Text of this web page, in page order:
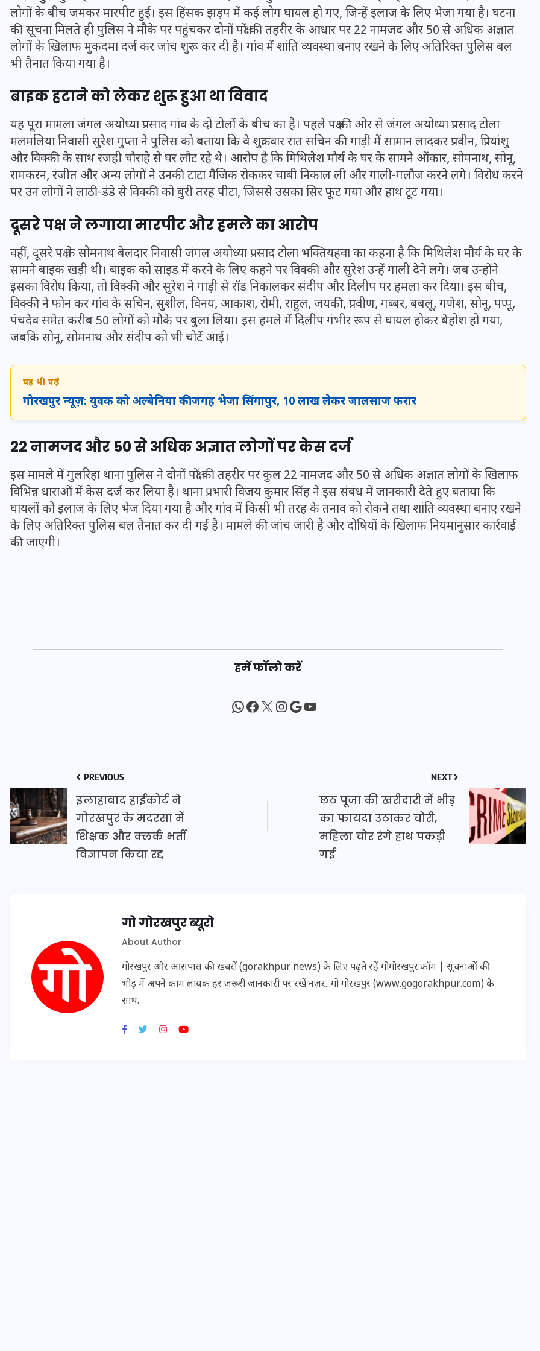
लोगों के बीच जमकर मारपीट हुई। इस हिंसक झड़प में कई लोग घायल हो गए, जिन्हें इलाज के लिए भेजा गया है। घटना
की सूचना मिलते ही पुलिस ने मौके पर पहुंचकर दोनों पक्षों की तहरीर के आधार पर 22 नामजद और 50 से अधिक अज्ञात
लोगों के खिलाफ मुकदमा दर्ज कर जांच शुरू कर दी है। गांव में शांति व्यवस्था बनाए रखने के लिए अतिरिक्त पुलिस बल
भी तैनात किया गया है।
बाइक हटाने को लेकर शुरू हुआ था विवाद
यह पूरा मामला जंगल अयोध्या प्रसाद गांव के दो टोलों के बीच का है। पहले पक्ष की ओर से जंगल अयोध्या प्रसाद टोला
मलमलिया निवासी सुरेश गुप्ता ने पुलिस को बताया कि वे शुक्रवार रात सचिन की गाड़ी में सामान लादकर प्रवीन, प्रियांशु
और विक्की के साथ रजही चौराहे से घर लौट रहे थे। आरोप है कि मिथिलेश मौर्य के घर के सामने ओंकार, सोमनाथ, सोनू,
रामकरन, रंजीत और अन्य लोगों ने उनकी टाटा मैजिक रोककर चाबी निकाल ली और गाली-गलौज करने लगे। विरोध करने
पर उन लोगों ने लाठी-डंडे से विक्की को बुरी तरह पीटा, जिससे उसका सिर फूट गया और हाथ टूट गया।
दूसरे पक्ष ने लगाया मारपीट और हमले का आरोप
वहीं, दूसरे पक्ष के सोमनाथ बेलदार निवासी जंगल अयोध्या प्रसाद टोला भक्तियहवा का कहना है कि मिथिलेश मौर्य के घर के
सामने बाइक खड़ी थी। बाइक को साइड में करने के लिए कहने पर विक्की और सुरेश उन्हें गाली देने लगे। जब उन्होंने
इसका विरोध किया, तो विक्की और सुरेश ने गाड़ी से रॉड निकालकर संदीप और दिलीप पर हमला कर दिया। इस बीच,
विक्की ने फोन कर गांव के सचिन, सुशील, विनय, आकाश, रोमी, राहुल, जयकी, प्रवीण, गब्बर, बबलू, गणेश, सोनू, पप्पू,
पंचदेव समेत करीब 50 लोगों को मौके पर बुला लिया। इस हमले में दिलीप गंभीर रूप से घायल होकर बेहोश हो गया,
जबकि सोनू, सोमनाथ और संदीप को भी चोटें आईं।
यह भी पढ़ें
गोरखपुर न्यूज़: युवक को अल्बेनिया की जगह भेजा सिंगापुर, 10 लाख लेकर जालसाज फरार
22 नामजद और 50 से अधिक अज्ञात लोगों पर केस दर्ज
इस मामले में गुलरिहा थाना पुलिस ने दोनों पक्षों की तहरीर पर कुल 22 नामजद और 50 से अधिक अज्ञात लोगों के खिलाफ
विभिन्न धाराओं में केस दर्ज कर लिया है। थाना प्रभारी विजय कुमार सिंह ने इस संबंध में जानकारी देते हुए बताया कि
घायलों को इलाज के लिए भेज दिया गया है और गांव में किसी भी तरह के तनाव को रोकने तथा शांति व्यवस्था बनाए रखने
के लिए अतिरिक्त पुलिस बल तैनात कर दी गई है। मामले की जांच जारी है और दोषियों के खिलाफ नियमानुसार कार्रवाई
की जाएगी।
हमें फॉलो करें
WhatsApp
Facebook
X Instagram
Google
YouTube
PREVIOUS
इलाहाबाद हाईकोर्ट ने
गोरखपुर के मदरसा में
शिक्षक और क्लर्क भर्ती
विज्ञापन किया रद्द
NEXT
छठ पूजा की खरीदारी में भीड़
का फायदा उठाकर चोरी,
महिला चोर रंगे हाथ पकड़ी
गई
गो गोरखपुर ब्यूरो
About Author
गोरखपुर और आसपास की खबरों (gorakhpur news) के लिए पढ़ते रहें गोगोरखपुर.कॉम | सूचनाओं की
भीड़ में अपने काम लायक हर जरूरी जानकारी पर रखें नज़र...गो गोरखपुर (www.gogorakhpur.com) के
साथ.
UPSSSC Lekhpal Recruitment
2025: यूपी में लेखपाल के पदों
पर बंपर भर्ती का विज्ञापन जारी,
जानें कब से शुरू होंगे आवेदन
16 दिसम्बर 2025
UPSSSC Lekhpal Recruitment
2025: यूपी में लेखपाल के पदों
पर बंपर भर्ती का विज्ञापन जारी,
जानें कब से शुरू होंगे आवेदन
16 दिसम्बर 2025
जिस कमरे में बिना बिजली-पंखे
के बीते 4 साल, उसे देख भावुक
हुए बृजभूषण सिंह, कहा-यहीं
तपकर बना सोना
जिस कमरे में बिना बिजली-पंखे
के बीते 4 साल, उसे देख भावुक
हुए बृजभूषण सिंह, कहा-यहीं
तपकर बना सोना
इस सप्ताह का राशिफल: जानिए
24 अगस्त 2025
इस सप्ताह का राशिफल: जानिए